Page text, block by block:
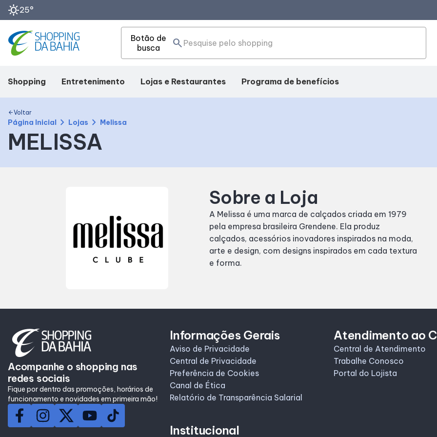
sunny25°
Botão de
busca
search
Shopping
Mapa Interno
Como chegar
Facilidades
Entretenimento
Eventos
Fique por Dentro
Lojas e Restaurantes
Compre Online
Programa de benefícios
arrow_backVoltar
Página Inicial chevron_right Lojas chevron_right Melissa
MELISSA
Sobre a Loja
A Melissa é uma marca de calçados criada em 1979
pela empresa brasileira Grendene. Ela produz
calçados, acessórios inovadores inspirados na moda,
arte e design, com designs inspirados em cada textura
e forma.
Acompanhe o shopping nas
redes sociais
Fique por dentro das promoções, horários de
funcionamento e novidades em primeira mão!
Informações Gerais
Aviso de Privacidade
Central de Privacidade
Preferência de Cookies
Canal de Ética
Relatório de Transparência Salarial
Institucional
Atendimento ao
Central de Atendimento
Trabalhe Conosco
Portal do Lojista